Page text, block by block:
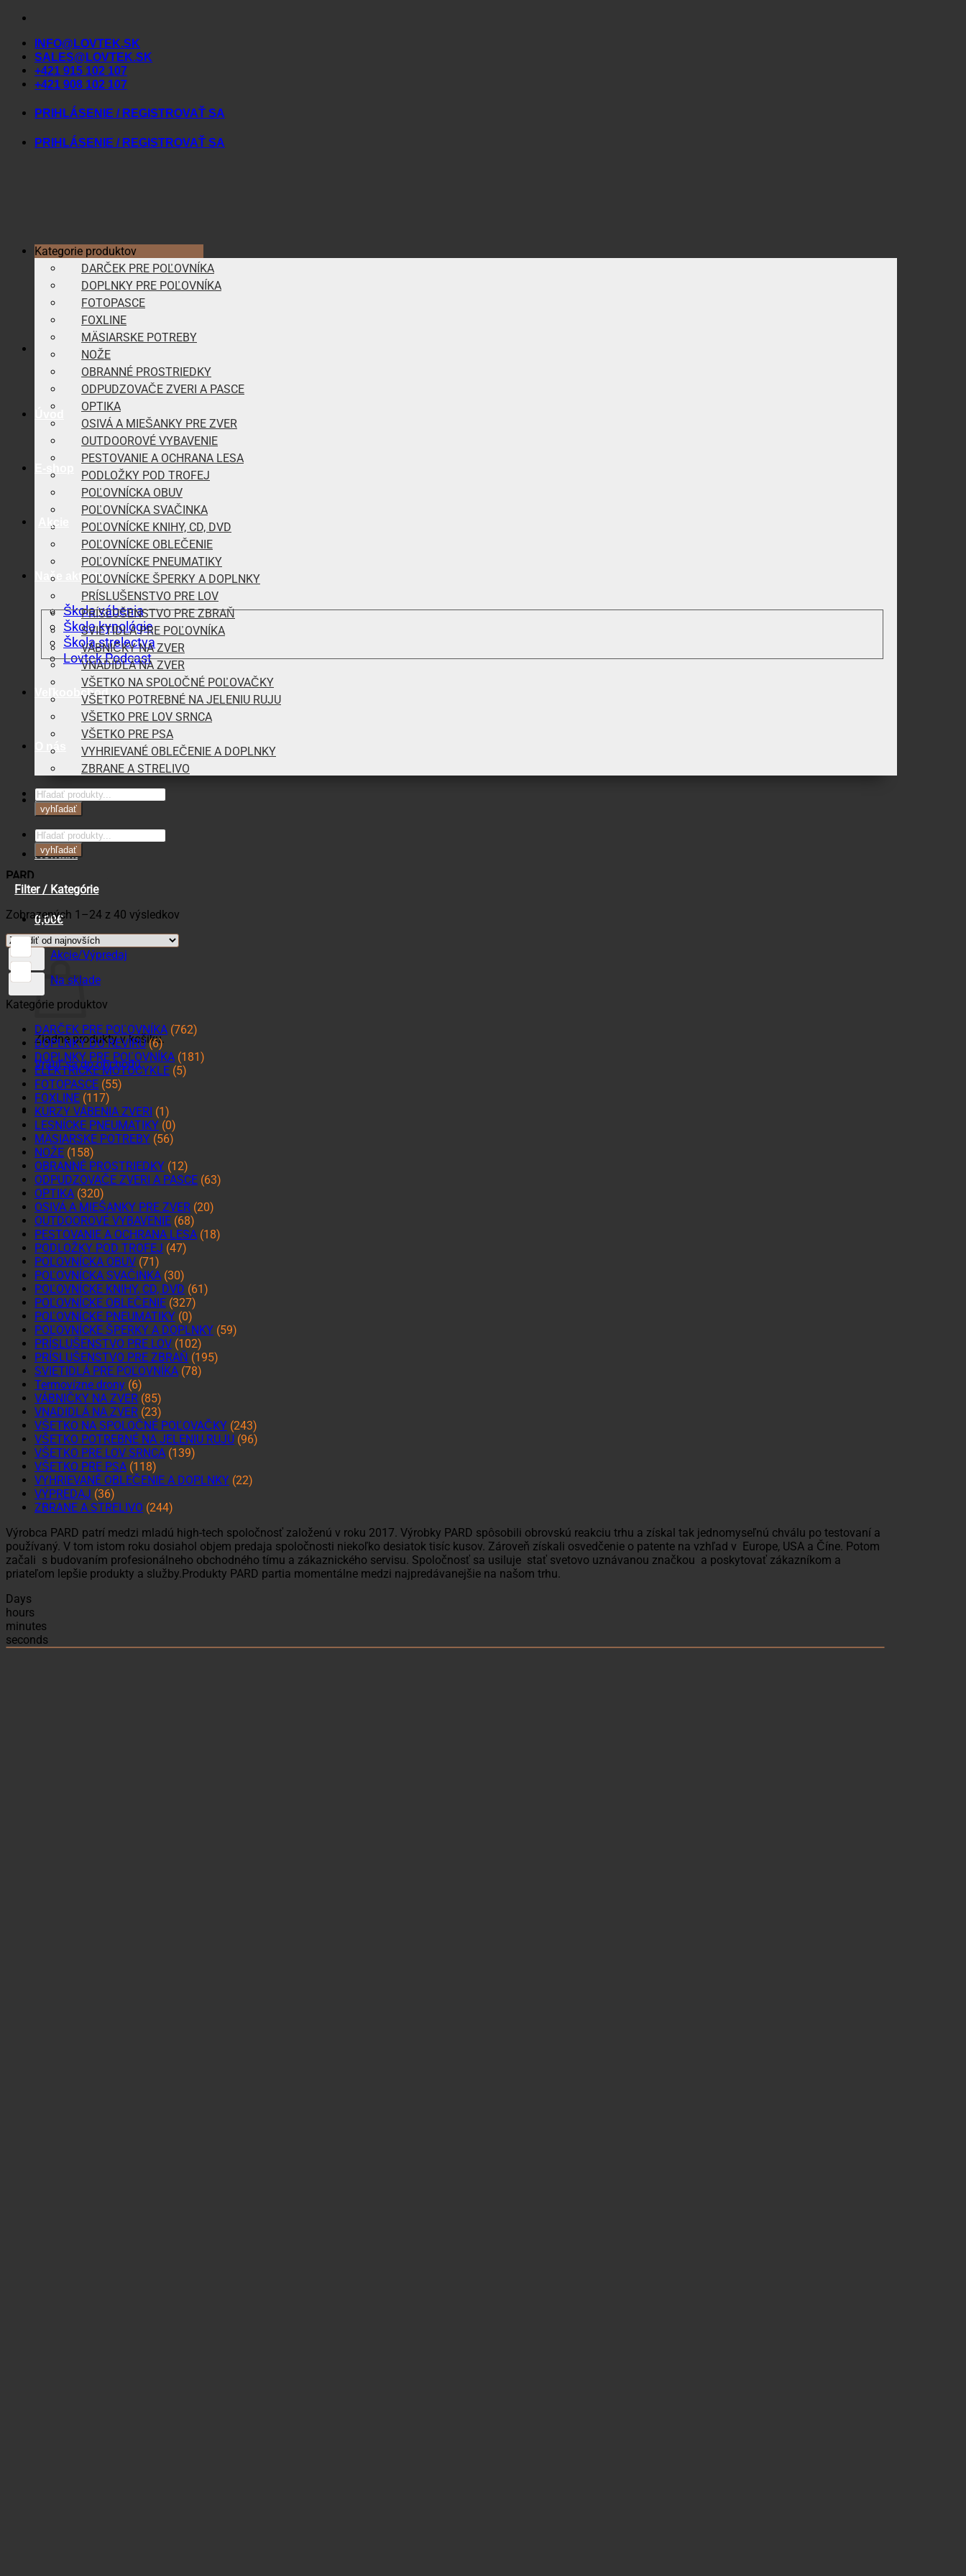
Skip
contentINFO@LOVTEK.SK
SALES@LOVTEK.SK
+421 915 102 107
+421 908 102 107
PRIHLÁSENIE / REGISTROVAŤ SA
PRIHLÁSENIE / REGISTROVAŤ SA
Akcie
Naše aktivity
Škola vábenia
Škola kynológie
Škola strelectva
Lovtek Podcast
Veľkoobchod
O nás
Blog
Kontakt
0,00€
Košík
Žiadne produkty v košíku.
Vrátiť sa do obchodu
Kategorie produktov
DARČEK PRE POĽOVNÍKA
DOPLNKY PRE POĽOVNÍKA
FOTOPASCE
FOXLINE
MÄSIARSKE POTREBY
NOŽE
OBRANNÉ PROSTRIEDKY
ODPUDZOVAČE ZVERI A PASCE
OPTIKA
OSIVÁ A MIEŠANKY PRE ZVER
OUTDOOROVÉ VYBAVENIE
PESTOVANIE A OCHRANA LESA
PODLOŽKY POD TROFEJ
POĽOVNÍCKA OBUV
POĽOVNÍCKA SVAČINKA
POĽOVNÍCKE KNIHY, CD, DVD
POĽOVNÍCKE OBLEČENIE
POĽOVNÍCKE PNEUMATIKY
POĽOVNÍCKE ŠPERKY A DOPLNKY
PRÍSLUŠENSTVO PRE LOV
PRÍSLUŠENSTVO PRE ZBRAŇ
SVIETIDLÁ PRE POĽOVNÍKA
VÁBNIČKY NA ZVER
VNADIDLÁ NA ZVER
VŠETKO NA SPOLOČNÉ POĽOVAČKY
VŠETKO POTREBNÉ NA JELENIU RUJU
VŠETKO PRE LOV SRNCA
VŠETKO PRE PSA
VYHRIEVANÉ OBLEČENIE A DOPLNKY
ZBRANE A STRELIVO
Products
search
vyhľadať
Products
search
vyhľadať
PARD
Filter / Kategórie
Zobrazených 1–24 z 40 výsledkov
Akcie/Výpredaj
Na sklade
Kategórie produktov
DARČEK PRE POĽOVNÍKA (762)
DOPLNKY DO REVÍRU (6)
DOPLNKY PRE POĽOVNÍKA (181)
ELEKTRICKÉ MOTOCYKLE (5)
FOTOPASCE (55)
FOXLINE (117)
KURZY VÁBENIA ZVERI (1)
LESNÍCKE PNEUMATIKY (0)
MÄSIARSKE POTREBY (56)
NOŽE (158)
OBRANNÉ PROSTRIEDKY (12)
ODPUDZOVAČE ZVERI A PASCE (63)
OPTIKA (320)
OSIVÁ A MIEŠANKY PRE ZVER (20)
OUTDOOROVÉ VYBAVENIE (68)
PESTOVANIE A OCHRANA LESA (18)
PODLOŽKY POD TROFEJ (47)
POĽOVNÍCKA OBUV (71)
POĽOVNÍCKA SVAČINKA (30)
POĽOVNÍCKE KNIHY, CD, DVD (61)
POĽOVNÍCKE OBLEČENIE (327)
POĽOVNÍCKE PNEUMATIKY (0)
POĽOVNÍCKE ŠPERKY A DOPLNKY (59)
PRÍSLUŠENSTVO PRE LOV (102)
PRÍSLUŠENSTVO PRE ZBRAŇ (195)
SVIETIDLÁ PRE POĽOVNÍKA (78)
Termovízne drony (6)
VÁBNIČKY NA ZVER (85)
VNADIDLÁ NA ZVER (23)
VŠETKO NA SPOLOČNÉ POĽOVAČKY (243)
VŠETKO POTREBNÉ NA JELENIU RUJU (96)
VŠETKO PRE LOV SRNCA (139)
VŠETKO PRE PSA (118)
VYHRIEVANÉ OBLEČENIE A DOPLNKY (22)
VÝPREDAJ (36)
ZBRANE A STRELIVO (244)
Výrobca PARD patrí medzi mladú high-tech spoločnosť založenú v roku 2017. Výrobky PARD spôsobili obrovskú reakciu trhu a získal tak jednomyseľnú chválu po testovaní a
používaný. V tom istom roku dosiahol objem predaja spoločnosti niekoľko desiatok tisíc kusov. Zároveň získali osvedčenie o patente na vzhľad v Europe, USA a Číne. Potom
začali s budovaním profesionálneho obchodného tímu a zákaznického servisu. Spoločnosť sa usiluje stať svetovo uznávanou značkou a poskytovať zákazníkom a
priateľom lepšie produkty a služby.Produkty PARD partia momentálne medzi najpredávanejšie na našom trhu.
Days
hours
minutes
seconds